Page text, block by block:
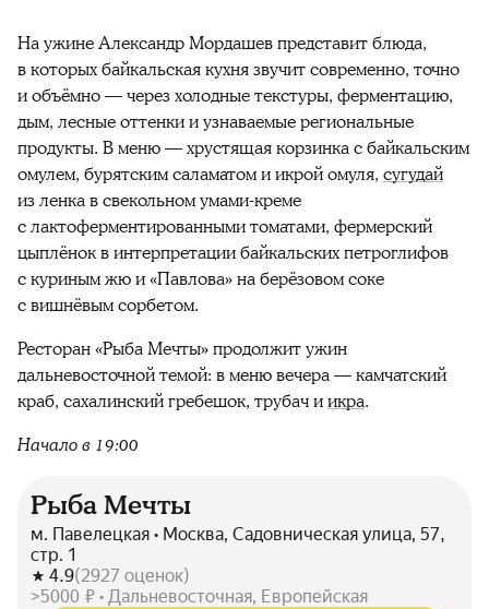
На ужине Александр Мордашев представит блюда,
в которых байкальская кухня звучит современно, точно
и объёмно — через холодные текстуры, ферментацию,
дым, лесные оттенки и узнаваемые региональные
продукты. В меню — хрустящая корзинка с байкальским
омулем, бурятским саламатом и икрой омуля, сугудай
из ленка в свекольном умами-креме
с лактоферментированными томатами, фермерский
цыплёнок в интерпретации байкальских петроглифов
с куриным жю и «Павлова» на берёзовом соке
с вишнёвым сорбетом.
Ресторан «Рыба Мечты» продолжит ужин
дальневосточной темой: в меню вечера — камчатский
краб, сахалинский гребешок, трубач иикра.
Начало в 19:00
Рыба Мечты
м. Павелецкая • Москва, Садовническая улица, 57,
стр. 1
4.9(2927 оценок)
>5000 ₽ • Дальневосточная, Европейская